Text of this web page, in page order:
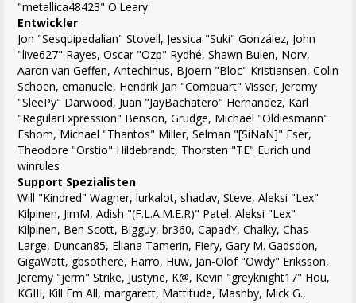
"metallica48423" O'Leary
Entwickler
Jon "Sesquipedalian" Stovell, Jessica "Suki" González, John
"live627" Rayes, Oscar "Ozp" Rydhé, Shawn Bulen, Norv,
Aaron van Geffen, Antechinus, Bjoern "Bloc" Kristiansen, Colin
Schoen, emanuele, Hendrik Jan "Compuart" Visser, Jeremy
"SleePy" Darwood, Juan "JayBachatero" Hernandez, Karl
"RegularExpression" Benson, Grudge, Michael "Oldiesmann"
Eshom, Michael "Thantos" Miller, Selman "[SiNaN]" Eser,
Theodore "Orstio" Hildebrandt, Thorsten "TE" Eurich und
winrules
Support Spezialisten
Will "Kindred" Wagner, lurkalot, shadav, Steve, Aleksi "Lex"
Kilpinen, JimM, Adish "(F.L.A.M.E.R)" Patel, Aleksi "Lex"
Kilpinen, Ben Scott, Bigguy, br360, CapadY, Chalky, Chas
Large, Duncan85, Eliana Tamerin, Fiery, Gary M. Gadsdon,
GigaWatt, gbsothere, Harro, Huw, Jan-Olof "Owdy" Eriksson,
Jeremy "jerm" Strike, Justyne, K@, Kevin "greyknight17" Hou,
KGIII, Kill Em All, margarett, Mattitude, Mashby, Mick G.,